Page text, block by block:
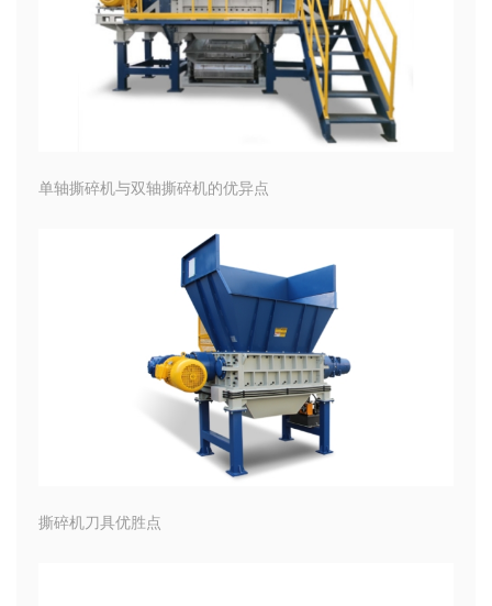
单轴撕碎机与双轴撕碎机的优异点
撕碎机刀具优胜点